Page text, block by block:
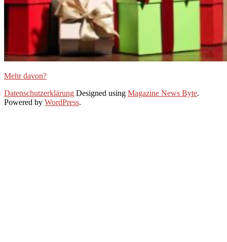
Mehr davon?
2019-
11-
Datenschutzerklärung Designed using Magazine News Byte.
Powered by WordPress.